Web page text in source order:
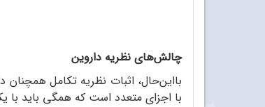
چالش‌های نظریه‌ داروین
بااین‌حال، اثبات نظریه تکامل
با اجزای متعدد است که همگی باید با